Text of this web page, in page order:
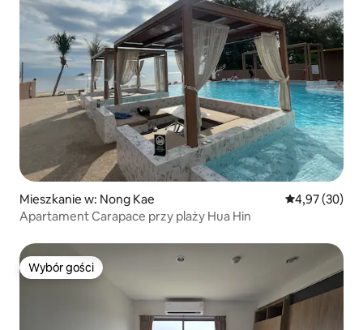
Mieszkanie w: Nong Kae Średnia
4,97 (30)
Apartament Carapace przy plaży Hua Hin
Wybór gości
Wybór gości